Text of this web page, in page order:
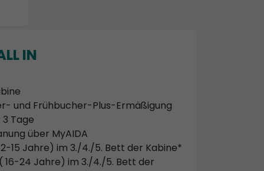
IN
und Frühbucher-Plus-Ermäßigung
Tage
über MyAIDA
15 Jahre) im 3./4./5. Bett der Kabine*
16-24 Jahre) im 3./4./5. Bett der